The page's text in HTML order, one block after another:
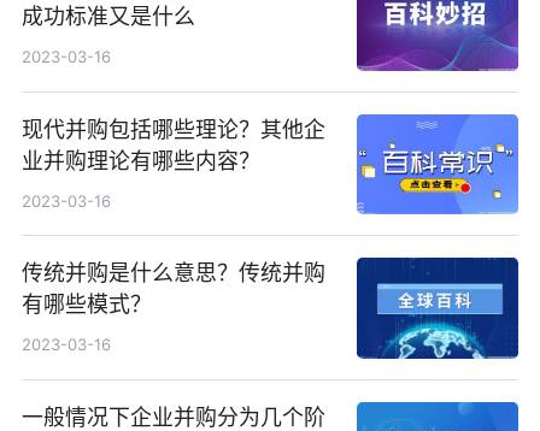
成功标准又是什么
2023-03-16
现代并购包括哪些理论？其他企
业并购理论有哪些内容？
2023-03-16
传统并购是什么意思？传统并购
有哪些模式？
2023-03-16
一般情况下企业并购分为几个阶